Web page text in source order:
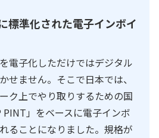
標準化された電子インボイ
電子化しただけではデジタル
せません。そこで日本では、
ク上でやり取りするための国
」をベースに電子インボ
ることになりました。規格が